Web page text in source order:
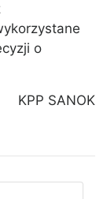
o
KPP SANOK